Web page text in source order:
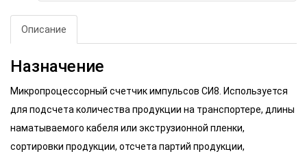
Описание
Назначение
Микропроцессорный счетчик импульсов СИ8. Используется
для подсчета количества продукции на транспортере, длины
наматываемого кабеля или экструзионной пленки,
сортировки продукции, отсчета партий продукции,